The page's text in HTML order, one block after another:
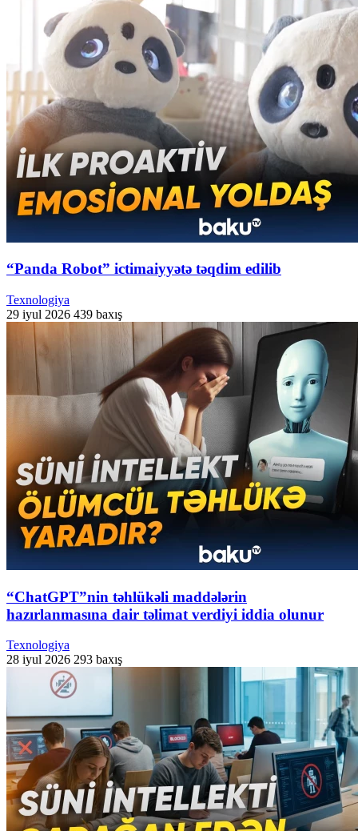
“Panda Robot” ictimaiyyətə təqdim edilib
Texnologiya
29 iyul 2026 439 baxış
“ChatGPT”nin təhlükəli maddələrin
hazırlanmasına dair təlimat verdiyi iddia olunur
Texnologiya
28 iyul 2026 293 baxış